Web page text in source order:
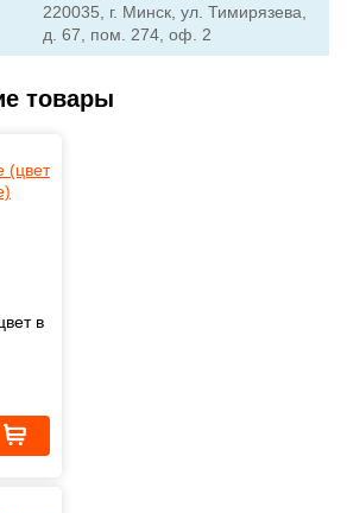
220035, г. Минск, ул. Тимирязева,
д. 67, пом. 274, оф. 2
товары
в